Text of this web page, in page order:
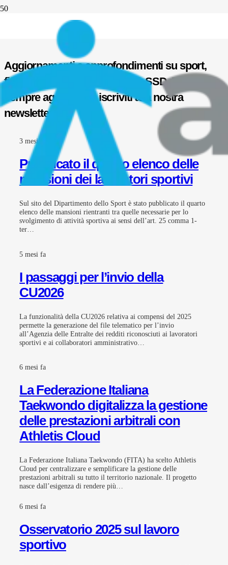
Il Blog di Athletis
Aggiornamenti e approfondimenti su sport,
fisco, contratti sportivi, ASD e SSD. Resta
sempre aggiornato, iscriviti alla nostra
newsletter.
3 mesi fa
Pubblicato il quarto elenco delle
mansioni dei lavoratori sportivi
Sul sito del Dipartimento dello Sport è stato pubblicato il quarto
elenco delle mansioni rientranti tra quelle necessarie per lo
svolgimento di attività sportiva ai sensi dell’art. 25 comma 1-
ter…
5 mesi fa
I passaggi per l’invio della
CU2026
La funzionalità della CU2026 relativa ai compensi del 2025
permette la generazione del file telematico per l’invio
all’Agenzia delle Entralte dei redditi riconosciuti ai lavoratori
sportivi e ai collaboratori amministrativo…
6 mesi fa
La Federazione Italiana
Taekwondo digitalizza la gestione
delle prestazioni arbitrali con
Athletis Cloud
La Federazione Italiana Taekwondo (FITA) ha scelto Athletis
Cloud per centralizzare e semplificare la gestione delle
prestazioni arbitrali su tutto il territorio nazionale. Il progetto
nasce dall’esigenza di rendere più…
6 mesi fa
Osservatorio 2025 sul lavoro
sportivo